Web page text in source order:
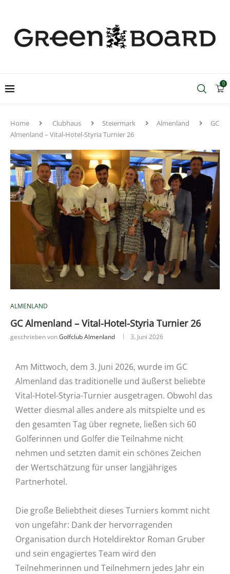
0
Home Clubhaus Steiermark Almenland
GC
Almenland – Vital-Hotel-Styria Turnier 26
ALMENLAND
GC Almenland – Vital-Hotel-Styria Turnier 26
geschrieben vonGolfclub Almenland 3. Juni 2026
Am Mittwoch, dem 3. Juni 2026, wurde im GC
Almenland das traditionelle und äußerst beliebte
Vital-Hotel-Styria-Turnier ausgetragen. Obwohl das
Wetter diesmal alles andere als mitspielte und es
den gesamten Tag über regnete, ließen sich 60
Golferinnen und Golfer die Teilnahme nicht
nehmen und setzten damit ein schönes Zeichen
der Wertschätzung für unser langjähriges
Partnerhotel.
Die große Beliebtheit dieses Turniers kommt nicht
von ungefähr: Dank der hervorragenden
Organisation durch Hoteldirektor Roman Gruber
und sein engagiertes Team wird den
Teilnehmerinnen und Teilnehmern jedes Jahr ein